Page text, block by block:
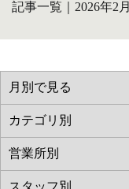
記事一覧｜2026年2月